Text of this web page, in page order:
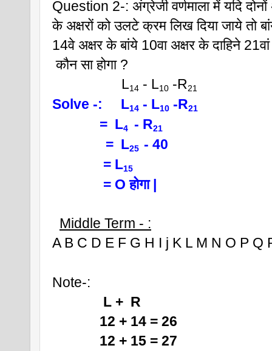
Question 2-: अंग्रेजी वर्णमाला में यदि दोनों
के अक्षरों को उलटे क्रम लिख दिया जाये
14वे अक्षर के बांये 10वा अक्षर के दाहिने 21वां
कौन सा होगा ?
L14 - L10 -R21
Solve -:     L14 - L10 -R21
=  L4 - R21
=  L25 - 40
= L15
= O होगा |
Middle Term - :
A B C D E F G H I j K L M N O P Q
Note-:
L +  R
12 + 14 = 26
12 + 15 = 27